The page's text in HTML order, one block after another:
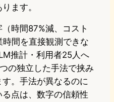
ます。
時間87%減、コスト
間を直接観測できな
推計・利用者25人へ
の独立した手法で挟み
。手法が異なるのに
点は、数字の信頼性